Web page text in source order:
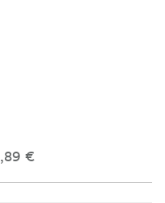
€